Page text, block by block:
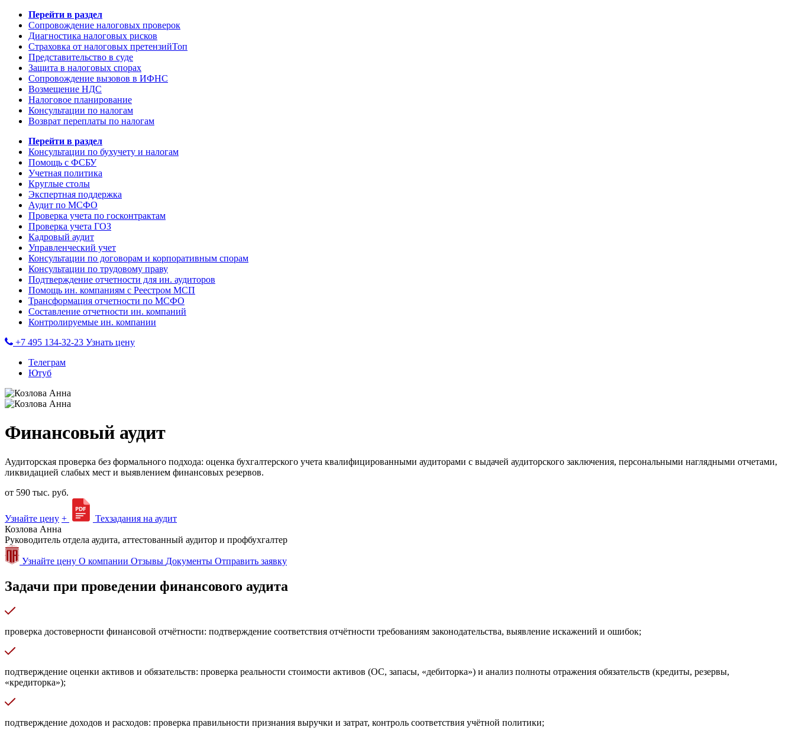
Перейти в раздел
Сопровождение налоговых проверок
Диагностика налоговых рисков
Страховка от налоговых претензийТоп
Представительство в суде
Защита в налоговых спорах
Сопровождение вызовов в ИФНС
Возмещение НДС
Налоговое планирование
Консультации по налогам
Возврат переплаты по налогам
Перейти в раздел
Консультации по бухучету и налогам
Помощь с ФСБУ
Учетная политика
Круглые столы
Экспертная поддержка
Аудит по МСФО
Проверка учета по госконтрактам
Проверка учета ГОЗ
Кадровый аудит
Управленческий учет
Консультации по договорам и корпоративным спорам
Консультации по трудовому праву
Подтверждение отчетности для ин. аудиторов
Помощь ин. компаниям с Реестром МСП
Трансформация отчетности по МСФО
Составление отчетности ин. компаний
Контролируемые ин. компании
+7 495 134-32-23 Узнать цену
Телеграм
Ютуб
Финансовый аудит
Аудиторская проверка без формального подхода: оценка бухгалтерского учета квалифицированными аудиторами с выдачей аудиторского заключения, персональными наглядными отчетами,
ликвидацией слабых мест и выявлением финансовых резервов.
от 590 тыс. руб.
Узнайте цену +
Техзадания на аудит
Козлова Анна
Руководитель отдела аудита, аттестованный аудитор и профбухгалтер
Узнайте цену О компании Отзывы Документы Отправить заявку
Задачи при проведении финансового аудита
проверка достоверности финансовой отчётности: подтверждение соответствия отчётности требованиям законодательства, выявление искажений и ошибок;
подтверждение оценки активов и обязательств: проверка реальности стоимости активов (ОС, запасы, «дебиторка») и анализ полноты отражения обязательств (кредиты, резервы,
«кредиторка»);
подтверждение доходов и расходов: проверка правильности признания выручки и затрат, контроль соответствия учётной политики;